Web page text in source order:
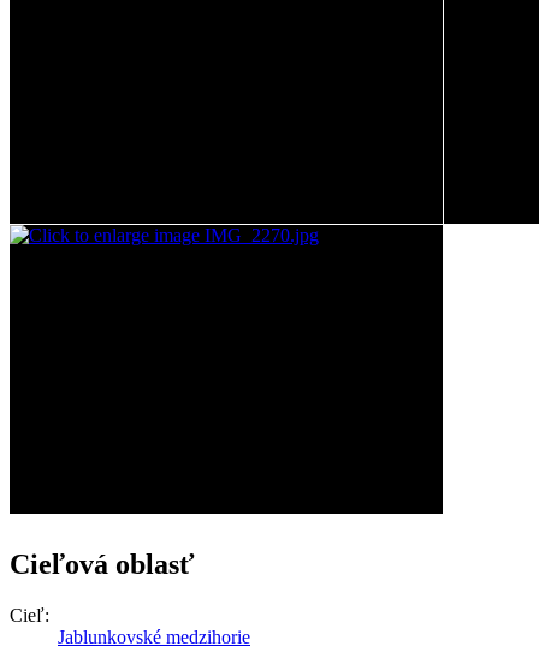
Cieľová oblasť
Cieľ:
Jablunkovské medzihorie